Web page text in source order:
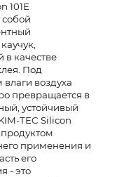
101E
собой
в качестве
Под
воздуха
превращается в
устойчивый
TEC Silicon
продуктом
применения и
его
- это